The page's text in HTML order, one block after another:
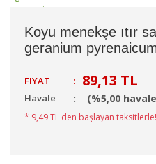
Koyu menekşe ıtır
geranium
FIYAT : 89,13 TL
Havale (%5,00
* 9,49 TL den başlayan